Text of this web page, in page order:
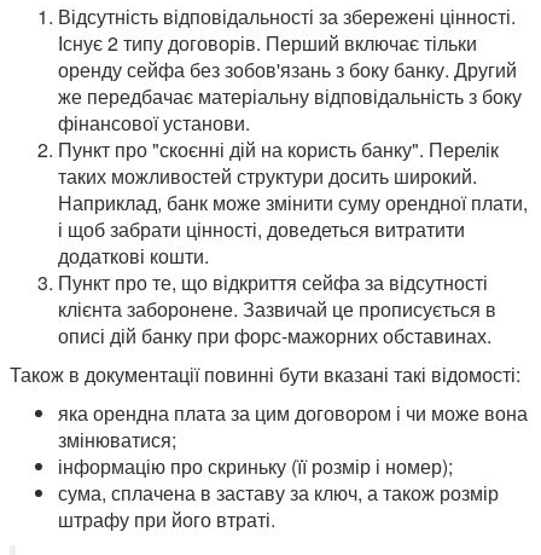
Відсутність відповідальності за збережені цінності.
Існує 2 типу договорів. Перший включає тільки
оренду сейфа без зобов'язань з боку банку. Другий
же передбачає матеріальну відповідальність з боку
фінансової установи.
Пункт про "скоєнні дій на користь банку". Перелік
таких можливостей структури досить широкий.
Наприклад, банк може змінити суму орендної плати,
і щоб забрати цінності, доведеться витратити
додаткові кошти.
Пункт про те, що відкриття сейфа за відсутності
клієнта заборонене. Зазвичай це прописується в
описі дій банку при форс-мажорних обставинах.
Також в документації повинні бути вказані такі відомості:
яка орендна плата за цим договором і чи може вона
змінюватися;
інформацію про скриньку (її розмір і номер);
сума, сплачена в заставу за ключ, а також розмір
штрафу при його втраті.